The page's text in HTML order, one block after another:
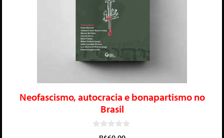
Neofascismo, autocracia e bonapartismo no
Brasil